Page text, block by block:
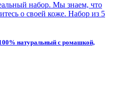
набор. Мы знаем, что
о своей коже. Набор из 5
натуральный с ромашкой,